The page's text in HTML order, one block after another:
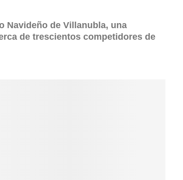
Navideño de Villanubla, una
de trescientos competidores de